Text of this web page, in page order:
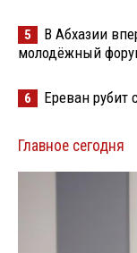
5
В Абхазии
молодёжный
6 Ереван рубит
Главное сегодня